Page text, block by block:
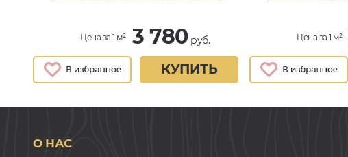
Цена за 1 м² 3 780руб.
КУПИТЬ
Цена за 1 м²
О НАС